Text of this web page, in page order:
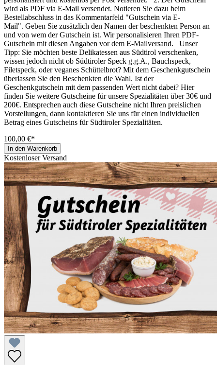
wird als PDF via E-Mail versendet. Notieren Sie dazu beim
Bestellabschluss in das Kommentarfeld "Gutschein via E-
Mail". Geben Sie zusätzlich den Namen der beschenkten Person an
und von wem der Gutschein ist. Wir personalisieren Ihren PDF-
Gutschein mit diesen Angaben vor dem E-Mailversand. Unser
Tipp: Sie möchten beste Delikatessen aus Südtirol verschenken,
wissen jedoch nicht ob Südtiroler Speck g.g.A., Bauchspeck,
Filetspeck, oder veganes Schüttelbrot? Mit dem Geschenkgutschein
überlassen Sie den Beschenkten die Wahl. Ist der
Geschenkgutschein mit dem passenden Wert nicht dabei? Hier
finden Sie weitere Gutscheine für unsere Spezialitäten über 30€ und
200€. Entsprechen auch diese Gutscheine nicht Ihren preislichen
Vorstellungen, dann kontaktieren Sie uns für einen individuellen
Betrag eines Gutscheins für Südtiroler Spezialitäten.
100,00 €*
In den Warenkorb
Kostenloser Versand